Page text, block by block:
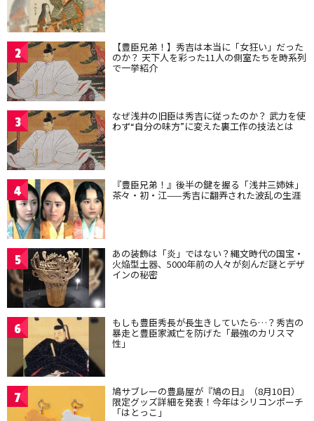
2 【豊臣兄弟！】秀吉は本当に「女狂い」だった
のか？ 天下人を彩った11人の側室たちを時系列
で一挙紹介
3 なぜ浅井の旧臣は秀吉に従ったのか？ 武力を使
わず“自分の味方”に変えた裏工作の技法とは
4 『豊臣兄弟！』後半の鍵を握る「浅井三姉妹」
茶々・初・江——秀吉に翻弄された波乱の生涯
5 あの装飾は「炎」ではない？縄文時代の国宝・
火焔型土器、5000年前の人々が刻んだ謎とデザ
インの秘密
6 もしも豊臣秀長が長生きしていたら…？秀吉の
暴走と豊臣家滅亡を防げた「最強のカリスマ
性」
7 鳩サブレーの豊島屋が『鳩の日』（8月10日）
限定グッズ詳細を発表！今年はシリコンポーチ
「はとっこ」